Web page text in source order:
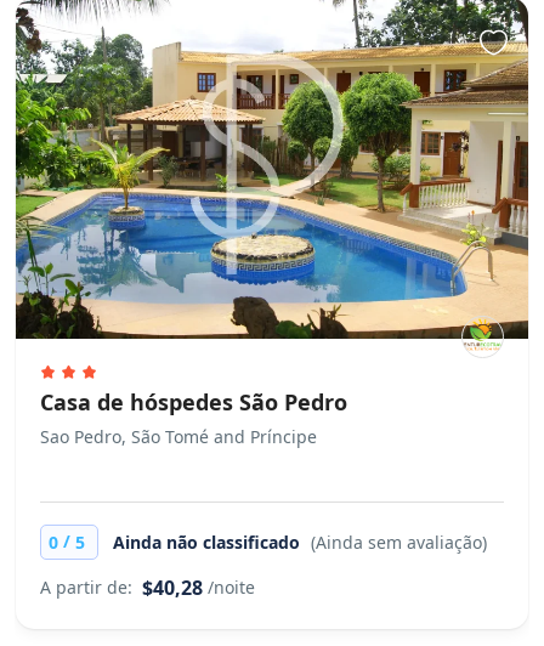
Casa de hóspedes São Pedro
Sao Pedro, São Tomé and Príncipe
0 / 5 Ainda não classificado (Ainda sem avaliação)
A partir de: $40,28 /noite